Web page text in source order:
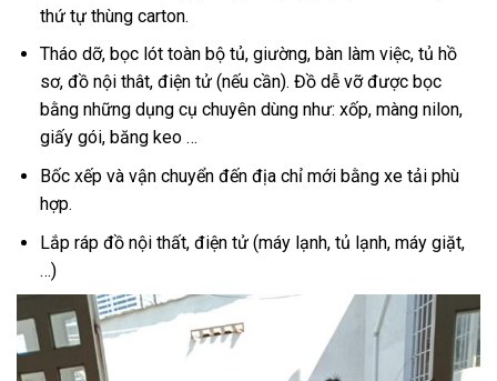
thứ tự thùng carton.
Tháo dỡ, bọc lót toàn bộ tủ, giường, bàn làm việc, tủ hồ
sơ, đồ nội thât, điện tử (nếu cần). Đồ dễ vỡ được bọc
bằng những dụng cụ chuyên dùng như: xốp, màng nilon,
giấy gói, băng keo …
Bốc xếp và vận chuyển đến địa chỉ mới bằng xe tải phù
hợp.
Lắp ráp đồ nội thất, điện tử (máy lạnh, tủ lạnh, máy giặt,
…)